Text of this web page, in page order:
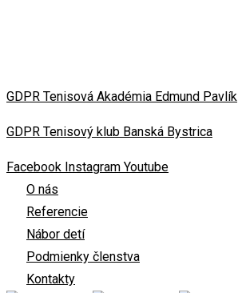
GDPR Tenisová Akadémia Edmund Pavlík
GDPR Tenisový klub Banská Bystrica
Facebook Instagram Youtube
O nás
Referencie
Nábor detí
Podmienky členstva
Kontakty